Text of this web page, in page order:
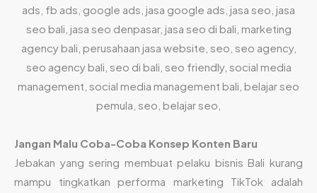
Jangan Malu Coba-Coba Konsep Konten Baru
Jebakan yang sering membuat pelaku bisnis Bali kurang
mampu tingkatkan performa marketing TikTok adalah